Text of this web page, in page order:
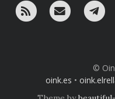
RSS ¡Mándame
©
oink.es •